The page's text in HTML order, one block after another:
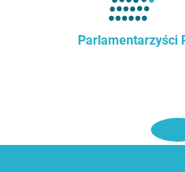
Parlamentarzyści